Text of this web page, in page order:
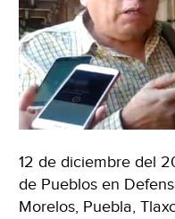
12 de diciembre del
de Pueblos en
Morelos, Puebla,